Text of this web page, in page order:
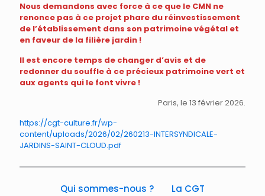
Nous demandons avec force à ce que le CMN ne
renonce pas à ce projet phare du réinvestissement
de l’établissement dans son patrimoine végétal et
en faveur de la filière jardin !
Il est encore temps de changer d’avis et de
redonner du souffle à ce précieux patrimoine vert et
aux agents qui le font vivre !
Paris, le 13 février 2026.
https://cgt-culture.fr/wp-
content/uploads/2026/02/260213-INTERSYNDICALE-
JARDINS-SAINT-CLOUD.pdf
Qui sommes-nous ?
La CGT